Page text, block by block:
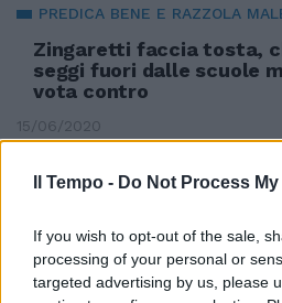
Il Tempo - Do Not Process
If you wish to opt-out of the sale,
processing of your personal or
targeted advertising by us, please
PREDICA BENE E RAZZOLA
Zingaretti faccia tosta,
seggi fuori dalle scuole
vota contro
15/06/2020
PURE IL FIDANZATO DI MARION
Miracolato dalla Brexit
31/01/2020